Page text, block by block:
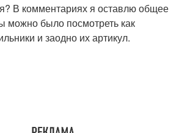
В комментариях я оставлю общее
можно было посмотреть как
и заодно их артикул.